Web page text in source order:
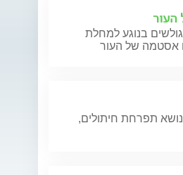
בנוגע למחלת
אסטמה של העור
תפרחת חיתולים,